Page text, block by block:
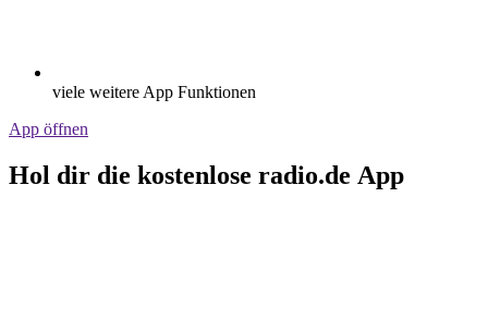
viele weitere App Funktionen
App öffnen
Hol dir die kostenlose radio.de App